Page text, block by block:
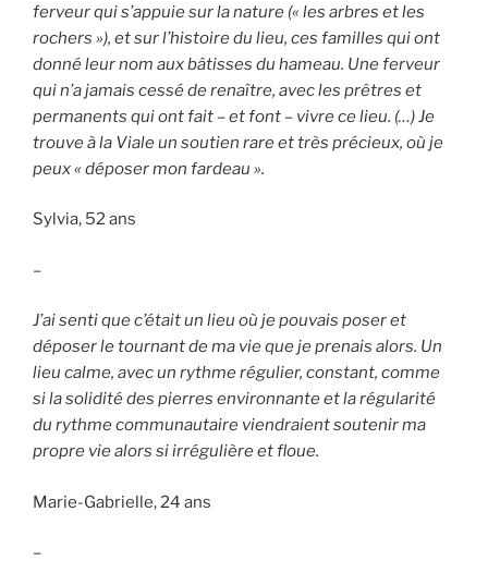
ferveur qui s’appuie sur la nature (« les arbres et les
rochers »), et sur l’histoire du lieu, ces familles qui ont
donné leur nom aux bâtisses du hameau. Une ferveur
qui n’a jamais cessé de renaître, avec les prêtres et
permanents qui ont fait – et font – vivre ce lieu. (…) Je
trouve à la Viale un soutien rare et très précieux, où je
peux « déposer mon fardeau ».
Sylvia, 52 ans
–
J’ai senti que c’était un lieu où je pouvais poser et
déposer le tournant de ma vie que je prenais alors. Un
lieu calme, avec un rythme régulier, constant, comme
si la solidité des pierres environnante et la régularité
du rythme communautaire viendraient soutenir ma
propre vie alors si irrégulière et floue.
Marie-Gabrielle, 24 ans
–